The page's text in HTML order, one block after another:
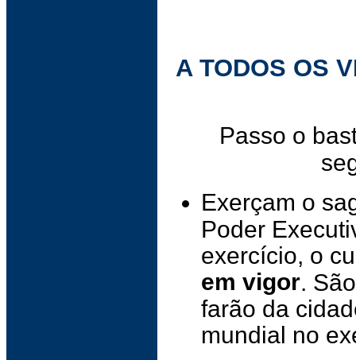
A TODOS OS
Passo o
Exerçam o
Poder
exercício, o
em vigor.
farão da
mundial no